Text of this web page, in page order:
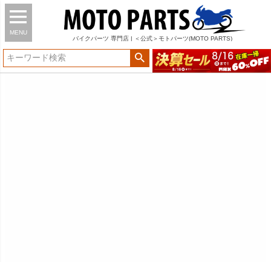
MENU
バイク パーツ 専門店 | ＜公式＞モトパーツ(MOTO PARTS)